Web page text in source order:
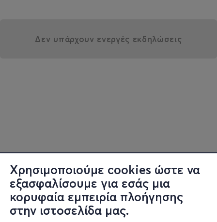
Χρησιμοποιούμε cookies ώστε να
εξασφαλίσουμε για εσάς μια
κορυφαία εμπειρία πλοήγησης
στην ιστοσελίδα μας.
Δεν υπάρχουν ενεργές εκδηλώσεις